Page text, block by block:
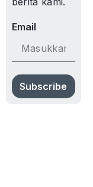
Email
Subscribe